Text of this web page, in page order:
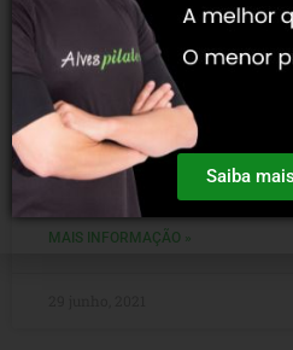
Os Principais
Para A Saúde Da
O pilates na saúde da mulher é
sexo feminino a se sentir bem
para fora. Isso porque
MAIS INFORMAÇÃO »
Saiba